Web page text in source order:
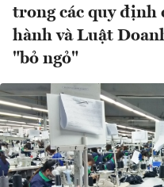
trong các quy định
hành và Luật
"bỏ ngỏ"